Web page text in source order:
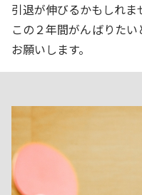
引退が伸びるかもしれ
この２年間がんばりた
お願いします。